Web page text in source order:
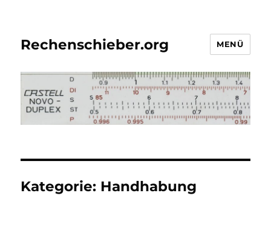
Rechenschieber.org MENÜ
Kategorie: Handhabung